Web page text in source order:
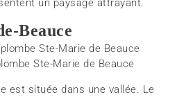
un paysage attrayant.
Beauce
Ste-Marie de Beauce
est située dans une vallée. Le